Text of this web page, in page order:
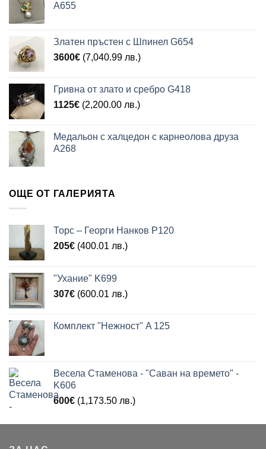
A655
Златен пръстен с Шпинел G654
3600€ (7,040.99 лв.)
Гривна от злато и сребро G418
1125€ (2,200.00 лв.)
Медальон с халцедон с карнеолова друза
A268
ОЩЕ ОТ ГАЛЕРИЯТА
Торс – Георги Нанков P120
205€ (400.01 лв.)
"Ухание" K699
307€ (600.01 лв.)
Комплект "Нежност" A 125
Весела Стаменова - "Саван на времето" -
K606
600€ (1,173.50 лв.)